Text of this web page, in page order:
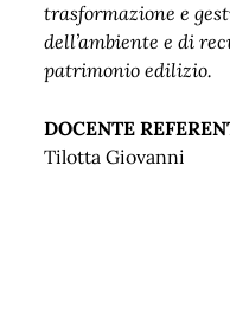
trasformazione e
dell’ambiente e di
patrimonio edilizio.
DOCENTE
Tilotta Giovanni